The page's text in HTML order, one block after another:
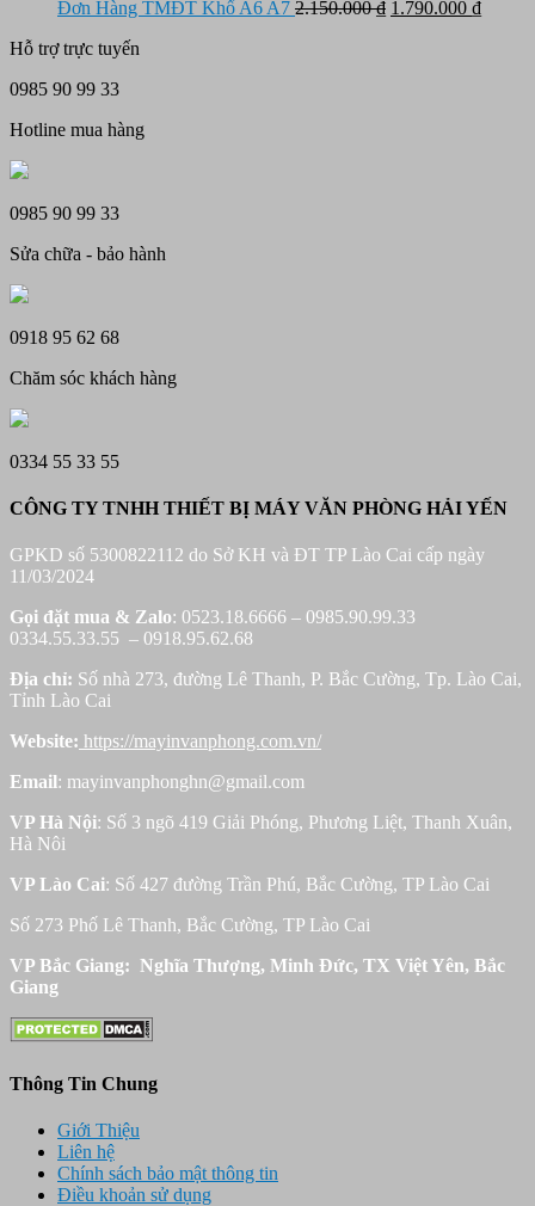
10.950.000 ₫.
là:
tại
Đơn Hàng TMĐT Khổ A6 A7 2.150.000₫ Giá
1.790.000 ₫Giá
Hỗ trợ trực tuyến
0985 90 99 33
Hotline mua hàng
0985 90 99 33
Sửa chữa - bảo hành
0918 95 62 68
Chăm sóc khách hàng
0334 55 33 55
CÔNG TY TNHH THIẾT BỊ MÁY VĂN PHÒNG HẢI YẾN
GPKD số 5300822112 do Sở KH và ĐT TP Lào Cai cấp ngày
11/03/2024
Gọi đặt mua & Zalo: 0523.18.6666 – 0985.90.99.33
0334.55.33.55 – 0918.95.62.68
Địa chỉ: Số nhà 273, đường Lê Thanh, P. Bắc Cường, Tp. Lào Cai,
Tỉnh Lào Cai
Website: https://mayinvanphong.com.vn/
Email: mayinvanphonghn@gmail.com
VP Hà Nội: Số 3 ngõ 419 Giải Phóng, Phương Liệt, Thanh Xuân,
Hà Nôi
VP Lào Cai: Số 427 đường Trần Phú, Bắc Cường, TP Lào Cai
Số 273 Phố Lê Thanh, Bắc Cường, TP Lào Cai
VP Bắc Giang: Nghĩa Thượng, Minh Đức, TX Việt Yên, Bắc
Giang
Thông Tin Chung
Giới Thiệu
Liên hệ
Chính sách bảo mật thông tin
Điều khoản sử dụng